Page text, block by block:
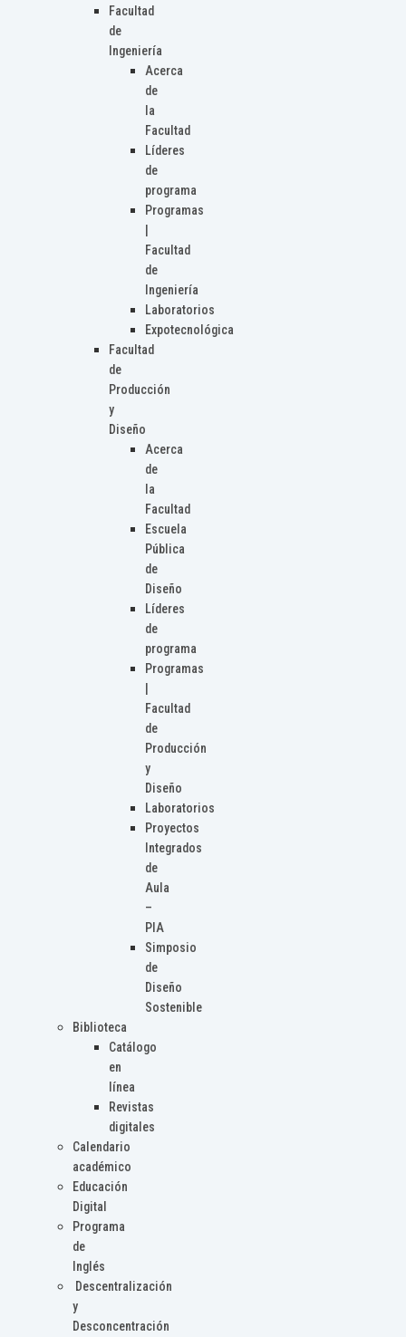
Facultad
de
Ingeniería
Acerca
de
la
Facultad
Líderes
de
programa
Programas
Facultad
de
Ingeniería
Laboratorios
Expotecnológica
Facultad
de
Producción
y
Diseño
Acerca
de
la
Facultad
Escuela
Pública
de
Diseño
Líderes
de
programa
Programas
Facultad
de
Producción
y
Diseño
Laboratorios
Proyectos
Integrados
de
Aula
–
PIA
Simposio
de
Diseño
Sostenible
Biblioteca
Catálogo
en
línea
Revistas
digitales
Calendario
académico
Educación
Digital
Programa
de
Inglés
Descentralización
y
Desconcentración